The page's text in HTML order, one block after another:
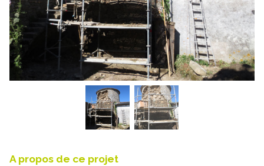
A propos de ce projet